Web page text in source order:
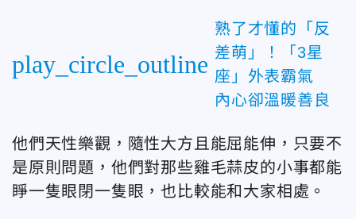
play_circle_outline
熟了才懂的「反
差萌」！「3星
座」外表霸氣
內心卻溫暖善良
他們天性樂觀，隨性大方且能屈能伸，只要不
是原則問題，他們對那些雞毛蒜皮的小事都能
睜一隻眼閉一隻眼，也比較能和大家相處。